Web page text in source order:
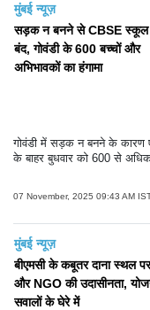
मुंबई न्यूज़
सड़क न बनने से CBSE स्कूल
बंद, गोवंडी के 600 बच्चों और
अभिभावकों का हंगामा
गोवंडी में सड़क न बनने के कारण
के बाहर बुधवार को 600 से अधिक
07 November, 2025 09:43 AM
मुंबई न्यूज़
बीएमसी के कबूतर दाना स्थल
और NGO की उदासीनता,
सवालों के घेरे में